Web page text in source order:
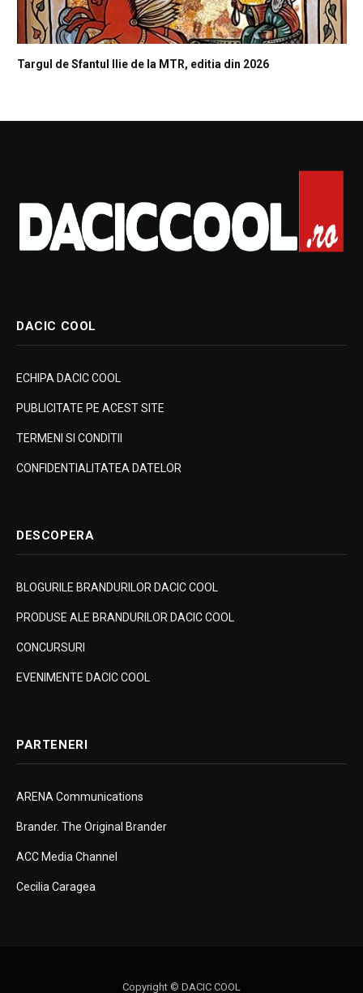
Targul de Sfantul Ilie de la MTR, editia din 2026
DACIC COOL
ECHIPA DACIC COOL
PUBLICITATE PE ACEST SITE
TERMENI SI CONDITII
CONFIDENTIALITATEA DATELOR
DESCOPERA
BLOGURILE BRANDURILOR DACIC COOL
PRODUSE ALE BRANDURILOR DACIC COOL
CONCURSURI
EVENIMENTE DACIC COOL
PARTENERI
ARENA Communications
Brander. The Original Brander
ACC Media Channel
Cecilia Caragea
Copyright © DACIC COOL